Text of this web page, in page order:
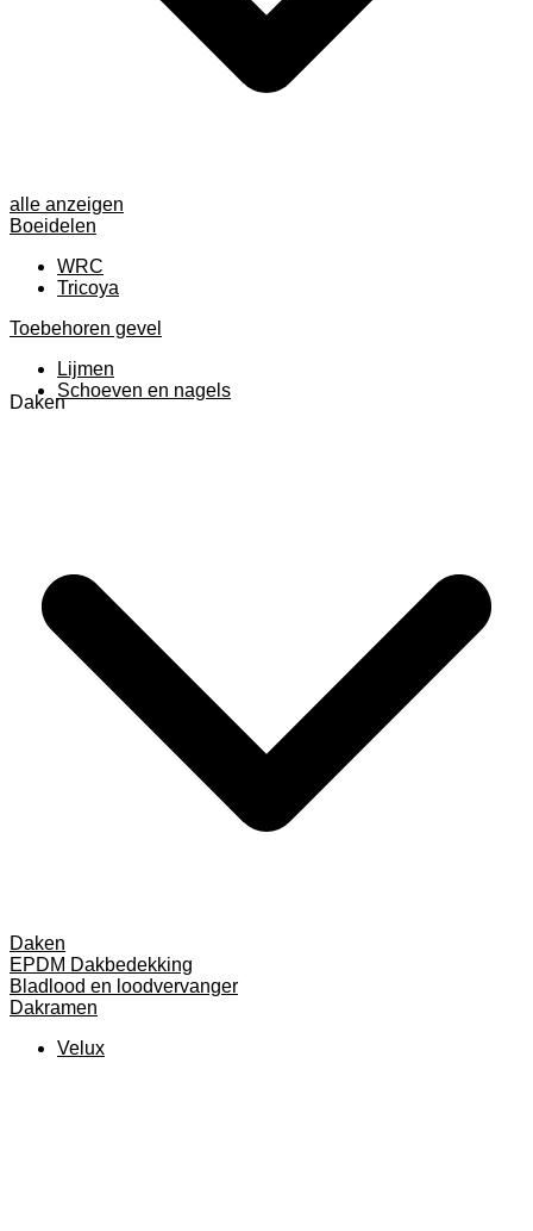
alle anzeigen
Boeidelen
WRC
Tricoya
Toebehoren gevel
Lijmen
Schoeven en nagels
Daken
Daken
EPDM Dakbedekking
Bladlood en loodvervanger
Dakramen
Velux